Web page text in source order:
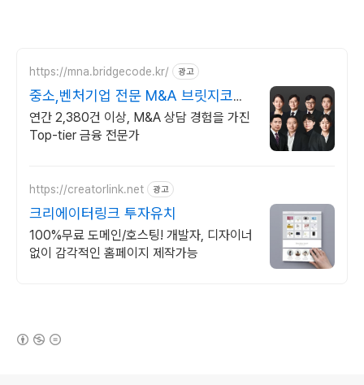
https://mna.bridgecode.kr/ 광고
중소,벤처기업 전문 M&A 브릿지코드
M&A 센터
연간 2,380건 이상, M&A 상담 경험을 가진
Top-tier 금융 전문가
https://creatorlink.net 광고
크리에이터링크 투자유치
100%무료 도메인/호스팅! 개발자, 디자이너
없이 감각적인 홈페이지 제작가능